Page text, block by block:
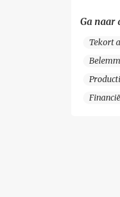
Ga naar
Tekort